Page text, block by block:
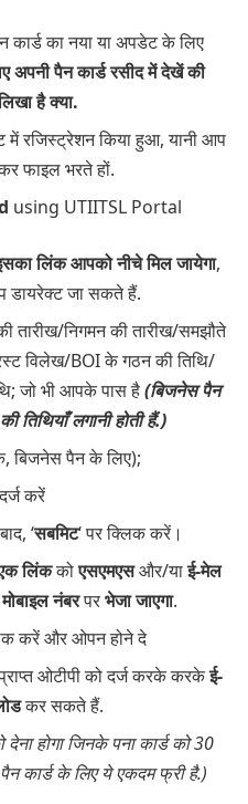
का नया या अपडेट के लिए
अपनी पैन कार्ड रसीद में देखें की
है क्या.
में रजिस्ट्रेशन किया हुआ, यानी आप
फाइल भरते हों.
using UTIITSL Portal
लिंक आपको नीचे मिल जायेगा,
जा सकते हैं.
तारीख/निगमन की तारीख/समझौते
विलेख/BOI के गठन की तिथि/
जो भी आपके पास है(बिजनेस पैन
तिथियाँ लगानी होती हैं.)
बिजनेस पैन के लिए);
करें
‘सबमिट‘ पर क्लिक करें।
लिंककोएसएमएसऔर/याई-मेल
मोबाइल नंबरपरभेजा जाएगा.
करें और ओपन होने दे
ओटीपी को दर्ज करके करकेई-
कर सकते हैं.
देना होगा जिनके पना कार्ड को 30
कार्ड के लिए ये एकदम फ्री है.)